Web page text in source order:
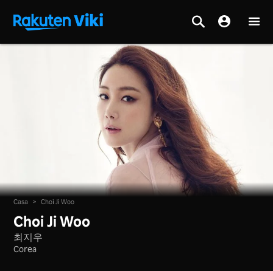
Casa > Choi Ji Woo
Choi Ji Woo
최지우
Corea